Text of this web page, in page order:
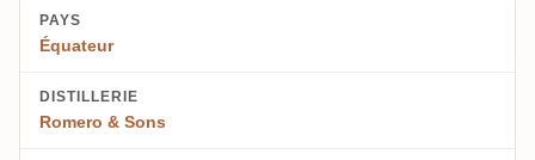
PAYS
Équateur
DISTILLERIE
Romero & Sons